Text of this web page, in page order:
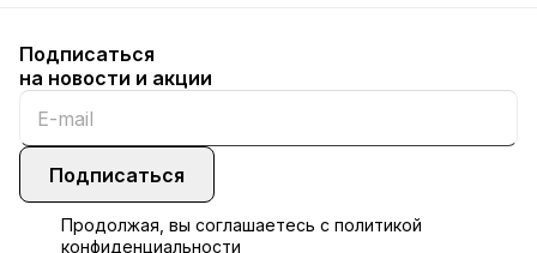
Подписаться
на новости и акции
Подписаться
Продолжая, вы соглашаетесь с политикой
конфиденциальности